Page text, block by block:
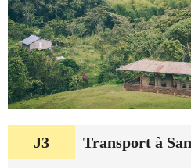
J3 Transport à